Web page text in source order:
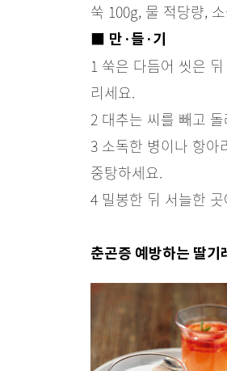
쑥 100g, 물 적당량,
■ 만·들·기
1 쑥은 다듬어 씻은
리세요.
2 대추는 씨를 빼고
3 소독한 병이나 항아
중탕하세요.
4 밀봉한 뒤 서늘한
춘곤증 예방하는 딸기